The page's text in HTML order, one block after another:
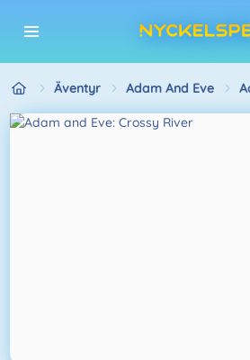
Äventyr Adam And Eve